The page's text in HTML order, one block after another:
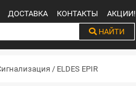
ДОСТАВКА КОНТАКТЫ
АКЦИИ!
НАЙТИ
/ ELDES EPIR